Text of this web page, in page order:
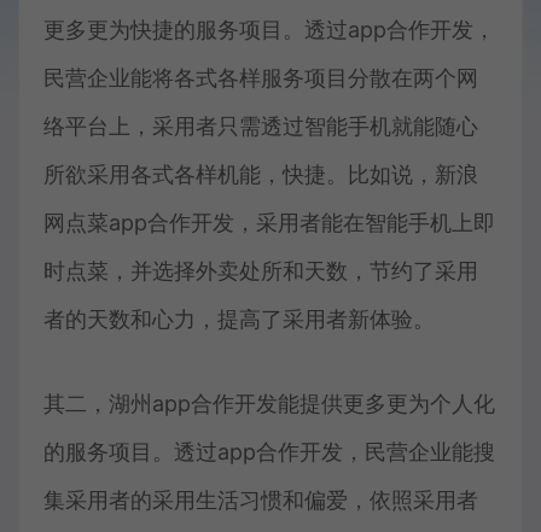
更多更为快捷的服务项目。透过app合作开发，
民营企业能将各式各样服务项目分散在两个网
络平台上，采用者只需透过智能手机就能随心
所欲采用各式各样机能，快捷。比如说，新浪
网点菜app合作开发，采用者能在智能手机上即
时点菜，并选择外卖处所和天数，节约了采用
者的天数和心力，提高了采用者新体验。
其二，湖州app合作开发能提供更多更为个人化
的服务项目。透过app合作开发，民营企业能搜
集采用者的采用生活习惯和偏爱，依照采用者